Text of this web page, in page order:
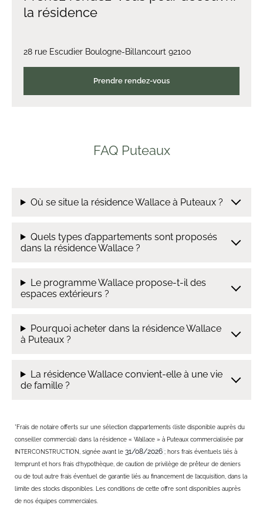
la résidence
28 rue Escudier Boulogne-Billancourt 92100
Prendre rendez-vous
FAQ Puteaux
Où se situe la résidence Wallace à Puteaux ?
Quels types d’appartements sont proposés
dans la résidence Wallace ?
Le programme Wallace propose-t-il des
espaces extérieurs ?
Pourquoi acheter dans la résidence Wallace
à Puteaux ?
La résidence Wallace convient-elle à une vie
de famille ?
*Frais de notaire offerts sur une sélection d’appartements (liste disponible auprès du
conseiller commercial) dans la résidence « Wallace » à Puteaux commercialisée par
INTERCONSTRUCTION, signée avant le 31/08/2026 ; hors frais éventuels liés à
l’emprunt et hors frais d’hypothèque, de caution de privilège de prêteur de deniers
ou de tout autre frais éventuel de garantie liés au financement de l’acquisition, dans la
limite des stocks disponibles. Les conditions de cette offre sont disponibles auprès
de nos équipes commerciales.